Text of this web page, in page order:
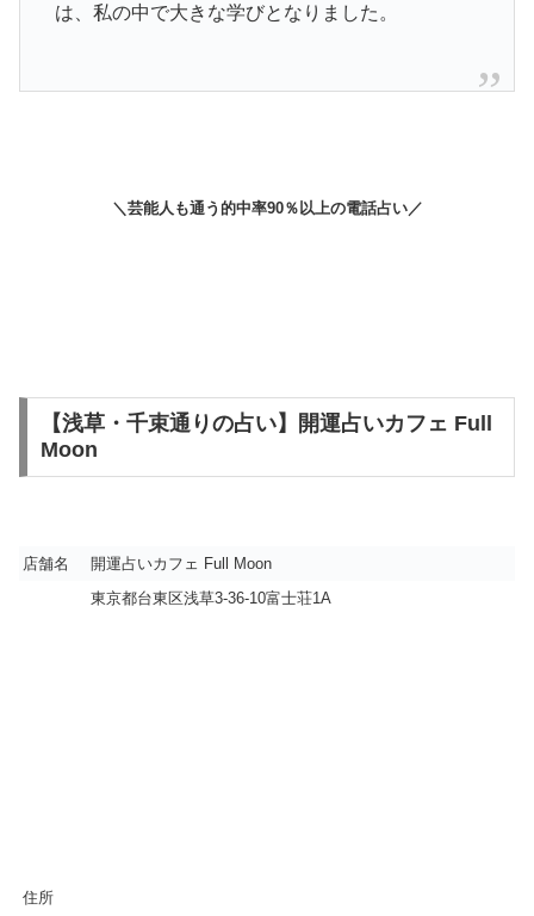
は、私の中で大きな学びとなりました。
＼芸能人も通う的中率90％以上の電話占い／
【浅草・千束通りの占い】開運占いカフェ Full
Moon
店舗名 開運占いカフェ Full Moon
住所
東京都台東区浅草3-36-10富士荘1A